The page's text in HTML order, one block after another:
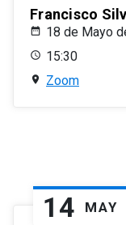
Francisco
18 de Mayo
15:30
Zoom
14 MAY